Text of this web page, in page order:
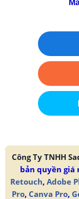
Công Ty TNHH
bản quyền giá
Retouch, Adobe
Pro, Canva Pro,